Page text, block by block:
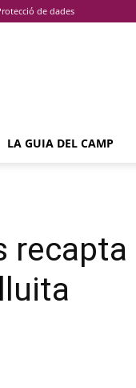
de dades
LA GUIA DEL CAMP
recapta